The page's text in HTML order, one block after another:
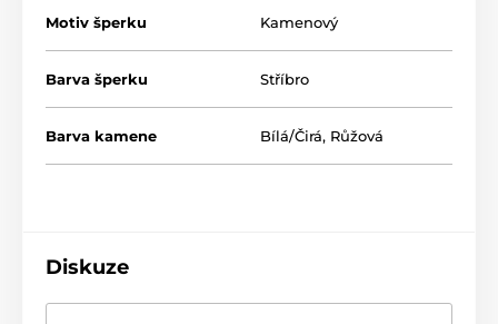
Motiv šperku Kamenový
Barva šperku Stříbro
Barva kamene Bílá/Čirá, Růžová
Diskuze